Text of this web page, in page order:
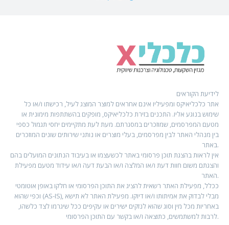
לידיעת הקוראים
אתר כלכליאיקס ומפעיליו אינם אחראים למוצר המוצג לעיל, רכישתו ו/או כל
שימוש בנוגע אליו. התכנים בזירת כלכליאיקס, מופקים בהשתתפות מימונית או
מטעם המפרסמים, שמוזכרים במסגרתם. מעת לעת מתקיימים יחסי תגמול כספי
בין מנהלי האתר לבין מפרסמים, בעלי מוצרים או נותני שירותים שונים המוזכרים
באתר.
אין לראות בהצגת תוכן פרסומי באתר לכשעצמו או בעיבוד הנתונים המועלים בהם
והצגתם משום חוות דעת ו/או המלצה ו/או הבעת דעה ו/או עידוד מטעם מפעילת
האתר.
ככלל, מפעילת האתר רשאית להציג את התוכן הפרסומי או חלקו באופן אוטומטי
וכפי שהוא (AS-IS), מבלי לבדוק את אמיתותו ו/או דיוקו. מפעילת האתר לא תישא
באחריות מכל מין וסוג שהוא לנזקים ישירים או עקיפים ככל שיגרמו לצד כלשהו,
לרבות למשתמשים, כתוצאה ו/או בקשר עם התוכן הפרסומי.